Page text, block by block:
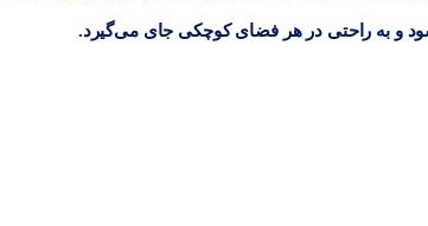
و به راحتی در هر فضای کوچکی جای می‌گیرد.